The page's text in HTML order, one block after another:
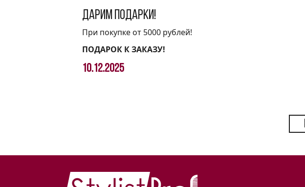
Дарим подарки!
При покупке от 5000 рублей!
ПОДАРОК К ЗАКАЗУ!
10.12.2025